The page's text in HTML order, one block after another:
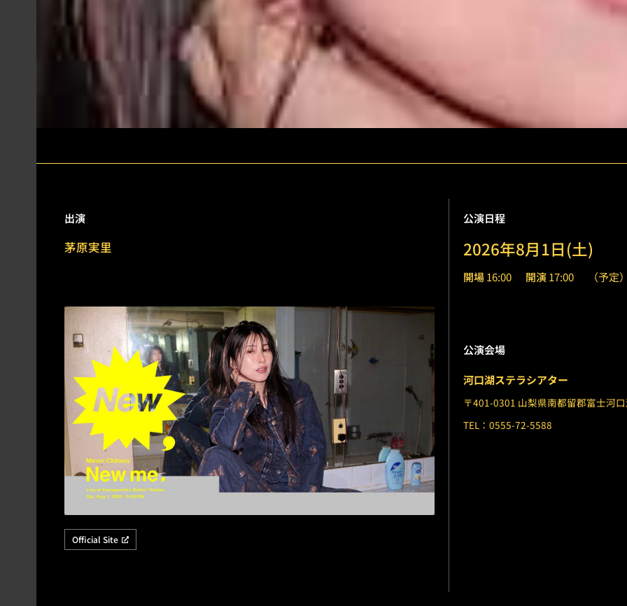
出演
茅原実里
Official Site
公演日程
2026年8月1日(土)
開場16:00 開演17:00 （予定）
公演会場
河口湖ステラシアター
〒401-0301 山梨県南都留郡富士河
TEL：0555-72-5588